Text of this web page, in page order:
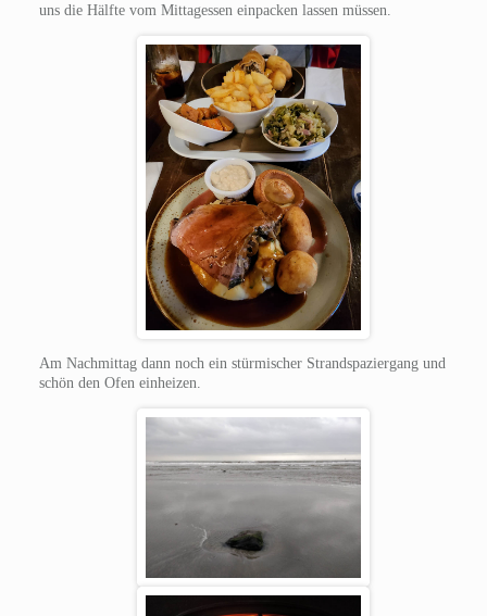
uns die Hälfte vom Mittagessen einpacken lassen müssen.
Am Nachmittag dann noch ein stürmischer Strandspaziergang und
schön den Ofen einheizen.